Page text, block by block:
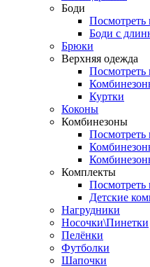
Боди
Посмотреть
Боди с
Брюки
Верхняя одежда
Посмотреть
Куртки
Коконы
Комбинезоны
Посмотреть
Комплекты
Посмотреть
Детские
Нагрудники
Носочки\Пинетки
Пелёнки
Футболки
Шапочки